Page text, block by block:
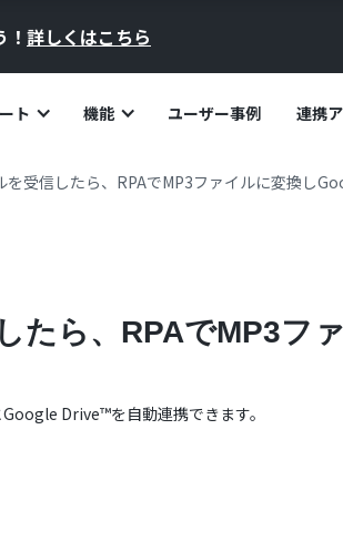
詳しくはこちら
ト 機能 ユーザー事例 連携
を受信したら、RPAでMP3ファイルに変換し
たら、RPAでMP3フ
Google Drive™を自動連携できます。